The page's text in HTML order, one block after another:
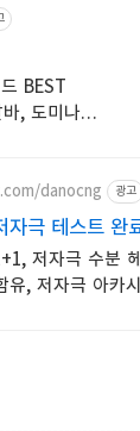
BEST
, 도미나스,
danocng 광고
극 테스트 완
저자극 수분
유, 저자극 아카